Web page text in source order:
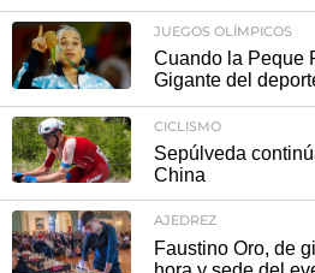
JUEGOS OLÍMPICOS
Cuando la Peque
Gigante del
CICLISMO
Sepúlveda
China
AJEDREZ
Faustino Oro, de